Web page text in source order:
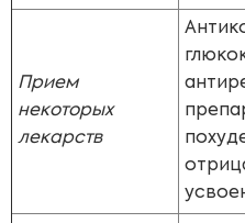
Прием
некоторых
лекарств